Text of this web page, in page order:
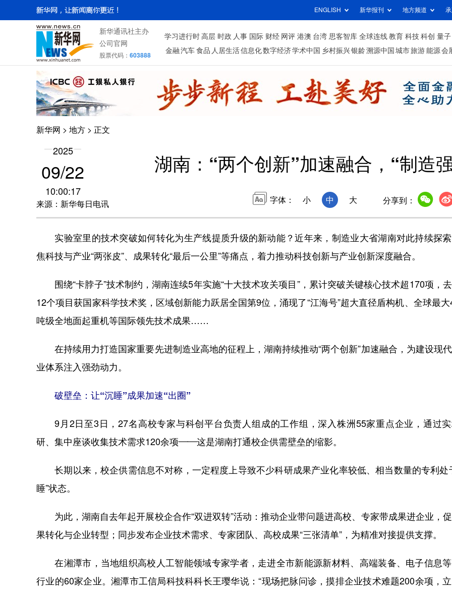
ENGLISH 新华报刊 地方频道
新华通讯社主办
公司官网
股票代码： 603888
学习进行时 高层 时政 人事 国际 财经 网评 港澳 台湾 思客智库 全球连线 教育 科技 科创 量子
金融 汽车 食品 人居生活信息化数字经济学术中国 乡村振兴银龄溯源中国 城市旅游 能源 会
新华网 > 地方 > 正文
2025
09/22
10:00:17
来源：新华每日电讯
湖南：“两个创新”加速融合，“制造
字体： 小 中 大 分享到：
实验室里的技术突破如何转化为生产线提质升级的新动能？近年来，制造业大省湖南对此持续探
焦科技与产业“两张皮”、成果转化“最后一公里”等痛点，着力推动科技创新与产业创新深度融合。
围绕“卡脖子”技术制约，湖南连续5年实施“十大技术攻关项目”，累计突破关键核心技术超170项，
12个项目获国家科学技术奖，区域创新能力跃居全国第9位，涌现了“江海号”超大直径盾构机、全球最大
吨级全地面起重机等国际领先技术成果……
在持续用力打造国家重要先进制造业高地的征程上，湖南持续推动“两个创新”加速融合，为建设现
业体系注入强劲动力。
破壁垒：让“沉睡”成果加速“出圈”
9月2日至3日，27名高校专家与科创平台负责人组成的工作组，深入株洲55家重点企业，通过
研、集中座谈收集技术需求120余项——这是湖南打通校企供需壁垒的缩影。
长期以来，校企供需信息不对称，一定程度上导致不少科研成果产业化率较低、相当数量的专利处
睡”状态。
为此，湖南自去年起开展校企合作“双进双转”活动：推动企业带问题进高校、专家带成果进企业，
果转化与企业转型；同步发布企业技术需求、专家团队、高校成果“三张清单”，为精准对接提供支撑。
在湘潭市，当地组织高校人工智能领域专家学者，走进全市新能源新材料、高端装备、电子信息
行业的60家企业。湘潭市工信局科技科科长王璎华说：“现场把脉问诊，摸排企业技术难题200余项，